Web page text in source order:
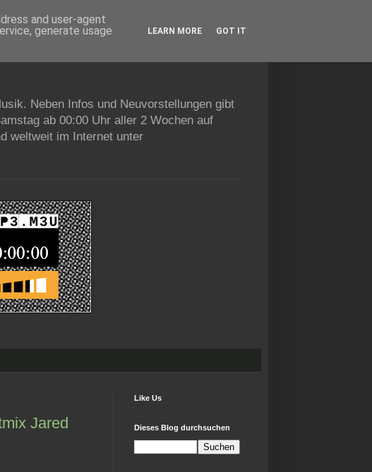
Neben Infos und Neuvorstellungen gibt
ab 00:00 Uhr aller 2 Wochen auf
weltweit im Internet unter
Jared
Like Us
Dieses Blog durchsuchen
and user-agent
generate usage
LEARN MORE GOT IT